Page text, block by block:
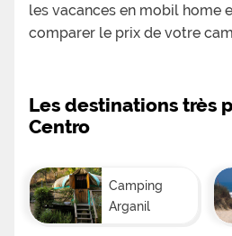
les vacances en mobil home
comparer le prix de votre
Les destinations très
Centro
Camping
Arganil